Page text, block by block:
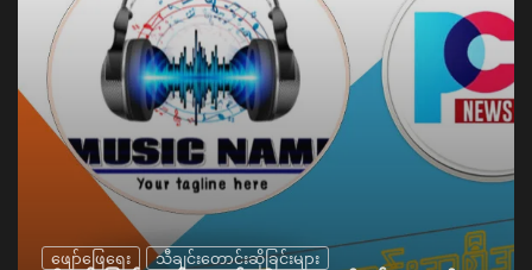
ဖျော်ဖြေရေး သီချင်းတောင်းဆိုခြင်းများ